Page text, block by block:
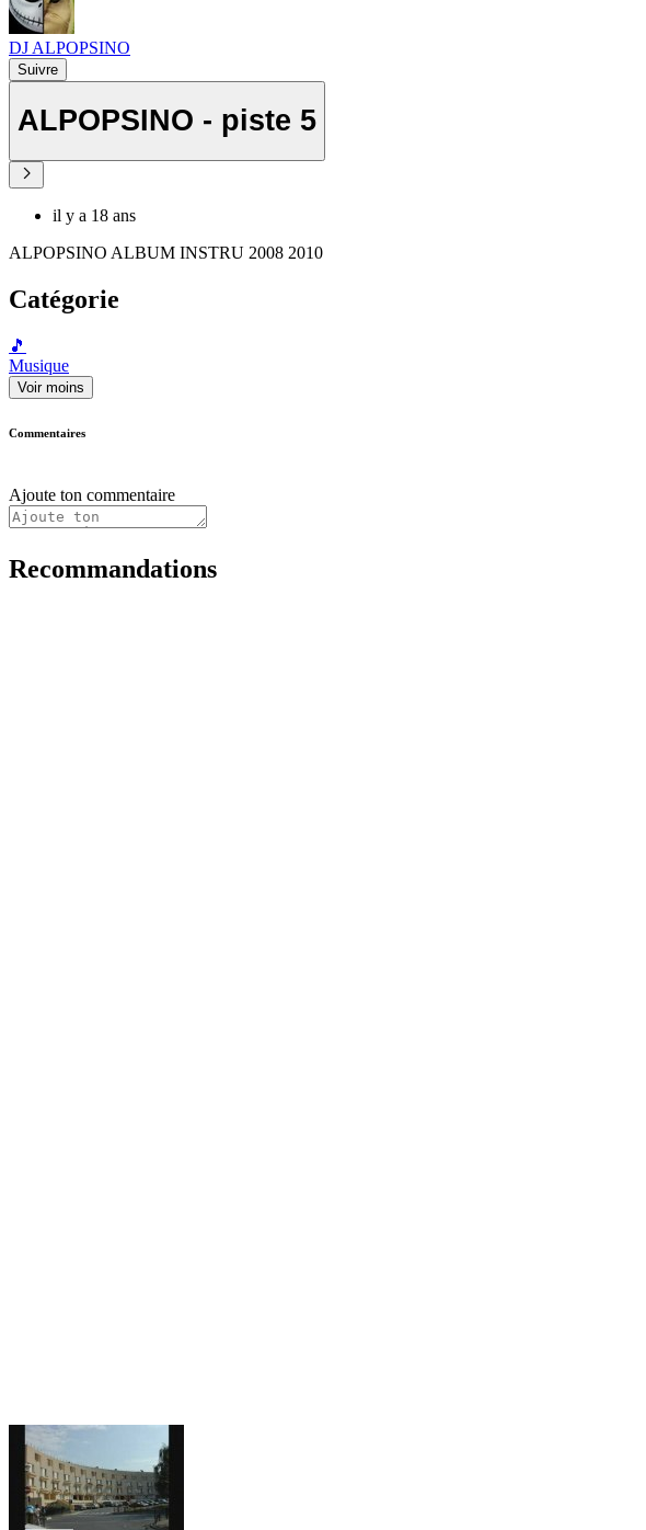
DJ ALPOPSINO
Suivre
ALPOPSINO - piste 5
il y a 18 ans
ALPOPSINO ALBUM INSTRU 2008 2010
Catégorie
🎵
Musique
Voir moins
Commentaires
Ajoute ton commentaire
Recommandations